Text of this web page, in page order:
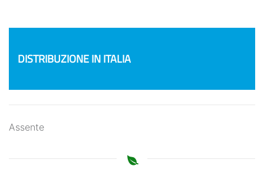
DISTRIBUZIONE IN ITALIA
Assente